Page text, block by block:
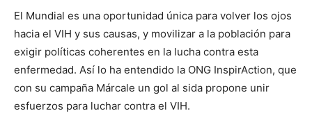
El Mundial es una oportunidad única para volver los ojos
hacia el VIH y sus causas, y movilizar a la población para
exigir políticas coherentes en la lucha contra esta
enfermedad. Así lo ha entendido la ONG InspirAction, que
con su campaña Márcale un gol al sida propone unir
esfuerzos para luchar contra el VIH.